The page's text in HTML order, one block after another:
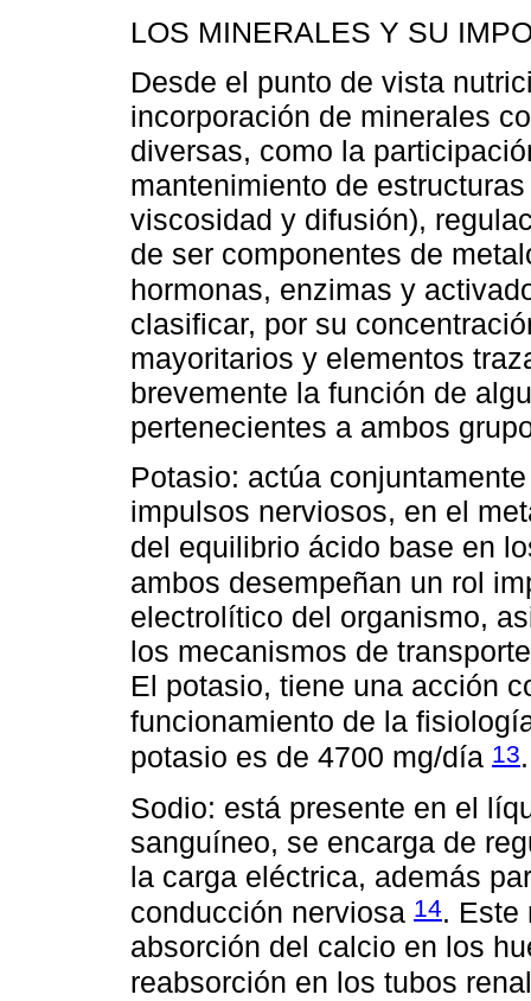
LOS MINERALES Y SU
Desde el punto de vista
incorporación de minerales
diversas, como la
mantenimiento de
viscosidad y difusión),
de ser componentes de
hormonas, enzimas y
clasificar, por su
mayoritarios y elementos
brevemente la función de
pertenecientes a ambos
Potasio: actúa
impulsos nerviosos, en el
del equilibrio ácido base en
ambos desempeñan un rol
electrolítico del organismo,
los mecanismos de
El potasio, tiene una acción
funcionamiento de la
potasio es de 4700 mg/día 13.
Sodio: está presente en el
sanguíneo, se encarga de
la carga eléctrica, además
conducción nerviosa 14. Este
absorción del calcio en los
reabsorción en los tubos